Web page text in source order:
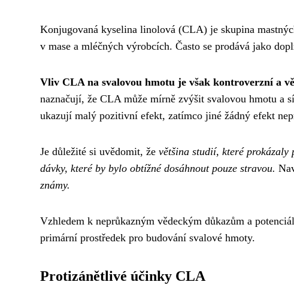
Konjugovaná kyselina linolová (CLA) je skupina
v mase a mléčných výrobcích. Často se prodává jako
Vliv CLA na svalovou hmotu je však kontroverzní a
naznačují, že CLA může mírně zvýšit svalovou hmotu a
ukazují malý pozitivní efekt, zatímco jiné žádný efekt
Je důležité si uvědomit, že většina studií, které
dávky, které by bylo obtížné dosáhnout pouze stravou.
známy.
Vzhledem k neprůkazným vědeckým důkazům a
primární prostředek pro budování svalové hmoty.
Protizánětlivé účinky CLA